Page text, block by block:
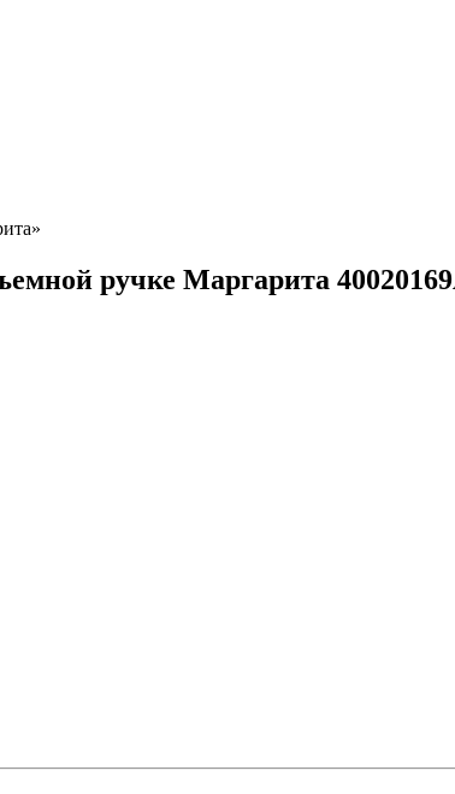
ручке Маргарита